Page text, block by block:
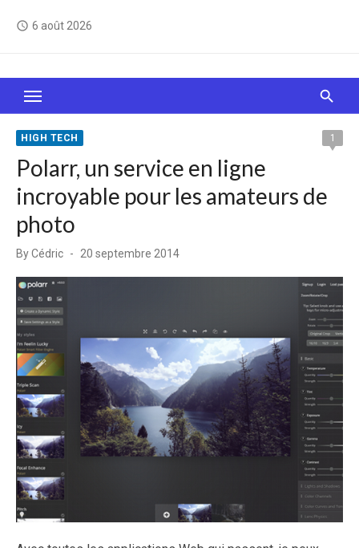
access_time 6 août 2026
Le Web, c'est comme une boîte de chocolats… On
sait jamais sur quoi on va tomber !
HIGH TECH 1
Polarr, un service en ligne
incroyable pour les amateurs de
photo
ByCédric
Posted
20 septembre 2014